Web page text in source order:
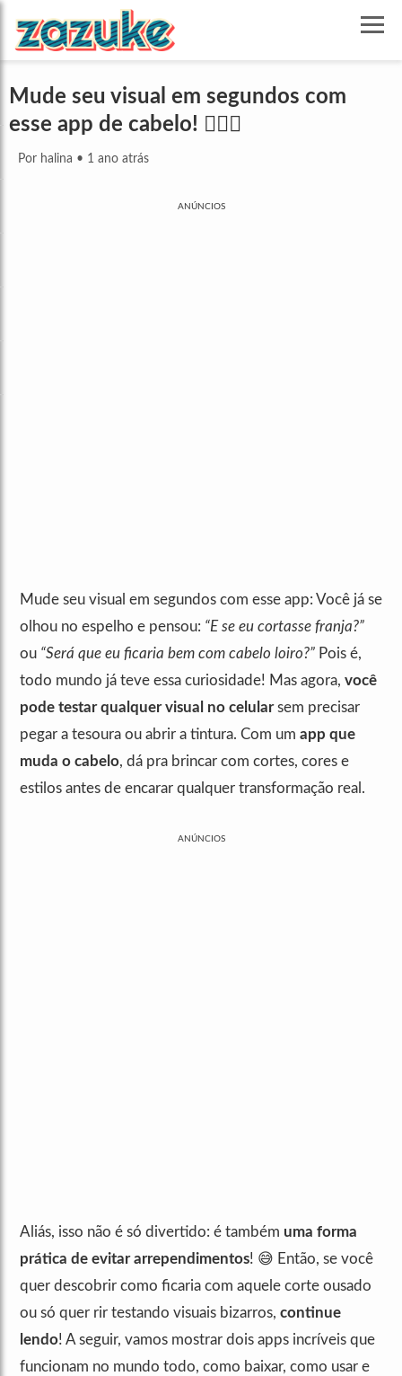
Mude seu visual em segundos com
esse app de cabelo! 💇‍♀️✨
Por halina • 1 ano atrás
ANÚNCIOS
Mude seu visual em segundos com esse app: Você já se
olhou no espelho e pensou: “E se eu cortasse franja?”
ou “Será que eu ficaria bem com cabelo loiro?” Pois é,
todo mundo já teve essa curiosidade! Mas agora, você
pode testar qualquer visual no celularsem precisar
pegar a tesoura ou abrir a tintura. Com um app que
muda o cabelo, dá pra brincar com cortes, cores e
estilos antes de encarar qualquer transformação real.
ANÚNCIOS
Aliás, isso não é só divertido: é também uma forma
prática de evitar arrependimentos! 😅 Então, se você
quer descobrir como ficaria com aquele corte ousado
ou só quer rir testando visuais bizarros, continue
lendo! A seguir, vamos mostrar dois apps incríveis que
funcionam no mundo todo, como baixar, como usar e